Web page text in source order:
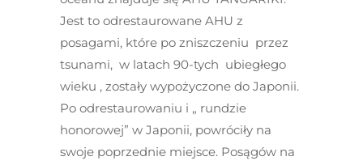
Jest to odrestaurowane AHU z
posagami, które po zniszczeniu przez
tsunami, w latach 90-tych ubiegłego
wieku , zostały wypożyczone do Japonii.
Po odrestaurowaniu i „ rundzie
honorowej” w Japonii, powróciły na
swoje poprzednie miejsce. Posągów na